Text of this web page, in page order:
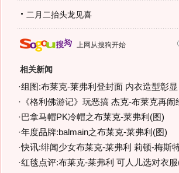
二月二抬头龙见喜
上网从搜狗开始
相关新闻
·组图:布莱克-莱弗利登封面 内衣造型彰
· 《格利佛游记》玩恶搞 杰克-布莱克再闹
·巴拿马帽PK冷帽之布莱克-莱弗利(图)
·年度品牌:balmain之布莱克-莱弗利(图)
·快讯:绯闻少女布莱克-莱弗利 莉顿-梅斯
·红毯点评:布莱克-莱弗利 可人儿选对衣服